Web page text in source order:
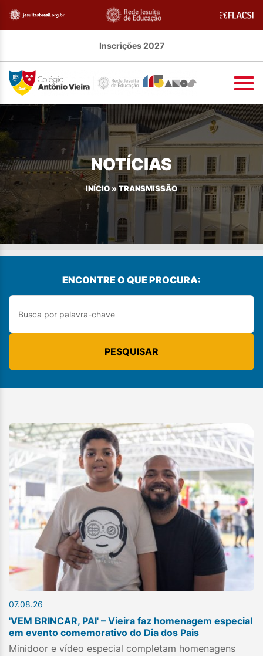
Inscrições 2027
NOTÍCIAS
INÍCIO » TRANSMISSÃO
ENCONTRE O QUE PROCURA:
PESQUISAR
07.08.26
'VEM BRINCAR, PAI' – Vieira faz homenagem especial
em evento comemorativo do Dia dos Pais
Minidoor e vídeo especial completam homenagens